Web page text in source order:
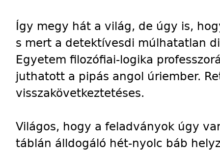
Így megy hát a világ, de úgy is,
s mert a detektívesdi múlhatatlan
Egyetem filozófiai-logika
juthatott a pipás angol úriember.
visszakövetkeztetéses.
Világos, hogy a feladványok úgy
táblán álldogáló hét-nyolc báb